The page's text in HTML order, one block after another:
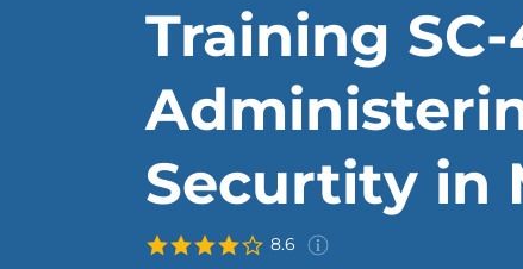
Training SC-
Securtity in
8.6
Deze score is gebaseerd op
ervaringen van268
training SC-401:
Securtity in Microsoft 365
afgelopen 3 jaar.